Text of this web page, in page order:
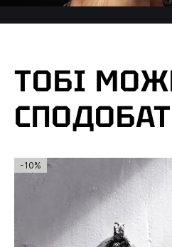
ТОБІ
-10%